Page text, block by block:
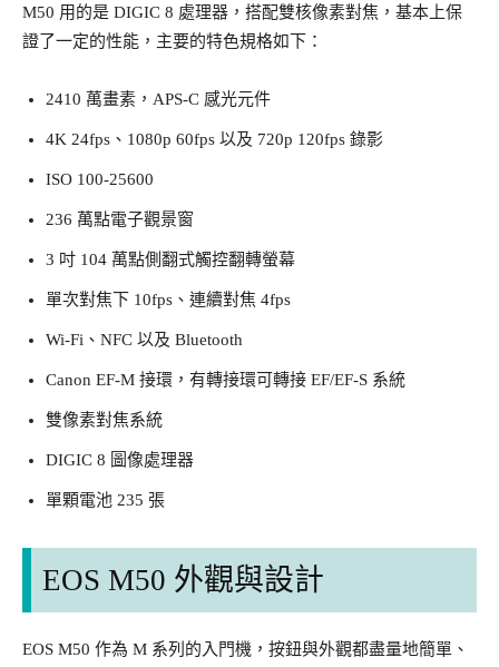
M50 用的是 DIGIC 8 處理器，搭配雙核像素對焦，基本上保
證了一定的性能，主要的特色規格如下：
2410 萬畫素，APS-C 感光元件
4K 24fps、1080p 60fps 以及 720p 120fps 錄影
ISO 100-25600
236 萬點電子觀景窗
3 吋 104 萬點側翻式觸控翻轉螢幕
單次對焦下 10fps、連續對焦 4fps
Wi-Fi、NFC 以及 Bluetooth
Canon EF-M 接環，有轉接環可轉接 EF/EF-S 系統
雙像素對焦系統
DIGIC 8 圖像處理器
單顆電池 235 張
EOS M50 外觀與設計
EOS M50 作為 M 系列的入門機，按鈕與外觀都盡量地簡單、